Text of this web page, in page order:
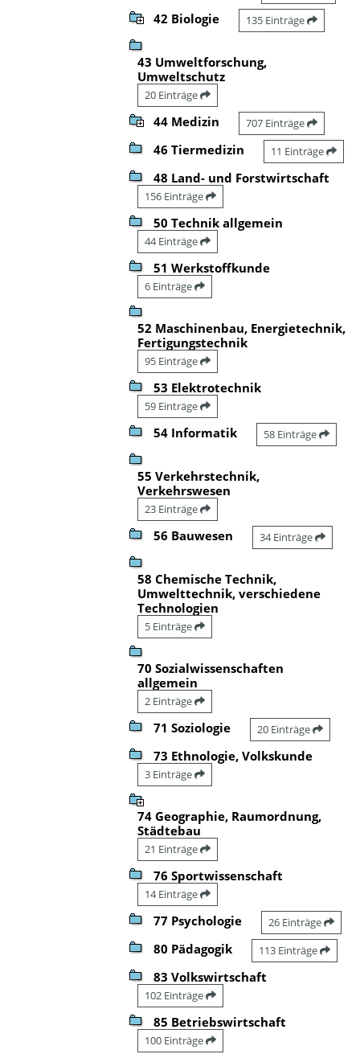
42 Biologie 135 Einträge
43 Umweltforschung,
Umweltschutz
20 Einträge
44 Medizin 707 Einträge
46 Tiermedizin 11 Einträge
48 Land- und Forstwirtschaft
156 Einträge
50 Technik allgemein
44 Einträge
51 Werkstoffkunde
6 Einträge
52 Maschinenbau, Energietechnik,
Fertigungstechnik
95 Einträge
53 Elektrotechnik
59 Einträge
54 Informatik 58 Einträge
55 Verkehrstechnik,
Verkehrswesen
23 Einträge
56 Bauwesen 34 Einträge
58 Chemische Technik,
Umwelttechnik, verschiedene
Technologien
5 Einträge
70 Sozialwissenschaften
allgemein
2 Einträge
71 Soziologie 20 Einträge
73 Ethnologie, Volkskunde
3 Einträge
74 Geographie, Raumordnung,
Städtebau
21 Einträge
76 Sportwissenschaft
14 Einträge
77 Psychologie 26 Einträge
80 Pädagogik 113 Einträge
83 Volkswirtschaft
102 Einträge
85 Betriebswirtschaft
100 Einträge